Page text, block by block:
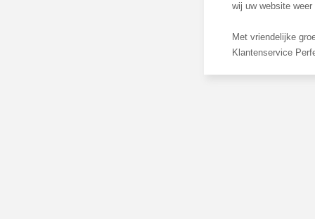
wij uw website
Met vriendelijke
Klantenservice